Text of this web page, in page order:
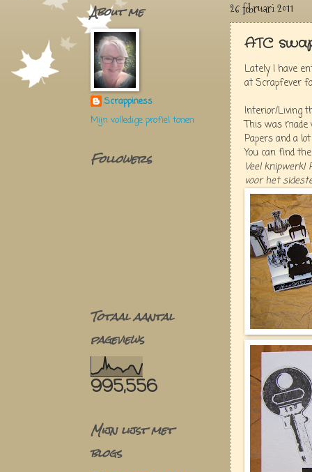
26 februari 2011
ATC
Lately I have
at Scrapfever
Interior/Living
This was made
Papers and a
You can find
Veel knipwerk!
voor het
About me
Scrappiness
Mijn volledige profiel tonen
Followers
Totaal aantal
pageviews
995,556
Mijn lijst met
blogs